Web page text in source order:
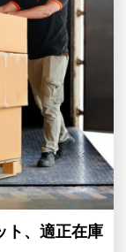
ト、適正在庫